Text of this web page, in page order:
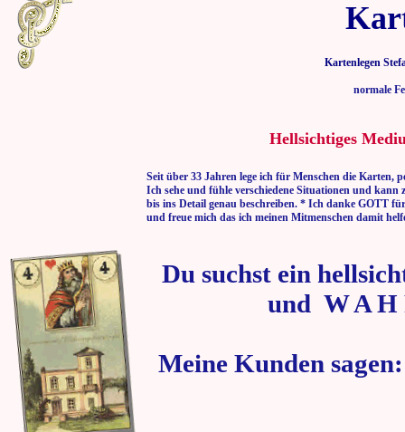
Kartenlegen
normale
Hellsichtiges
Seit über 33 Jahren lege ich für Menschen die Karten,
Ich sehe und fühle verschiedene Situationen und kann
bis ins Detail genau beschreiben. * Ich danke GOTT
und freue mich das ich meinen Mitmenschen damit
Du suchst ein
und W A H
Meine Kunden